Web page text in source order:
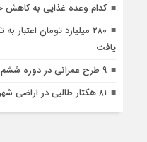
کدام وعده غذایی به کاهش
۲۸۰ میلیارد تومان
یافت
۹ طرح عمرانی در دوره ششم شوراهای شهر در شهرضا تکمیل شد
۸۱ هکتار طالبی در اراضی شهرضا کشت شد